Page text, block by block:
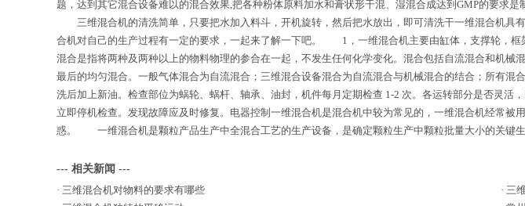
题，达到其它混合设备难以的混合效果,把各种粉体原料加水和膏状形干混、湿混合成达到GMP的要求
三维混合机的清洗简单，只要把水加入料斗，开机旋转，然后把水放出，即可清洗干一维混合机具
合机对自己的生产过程有一定的要求，一起来了解一下吧。 1，一维混合机主要由缸体，支撑轮，
混合是指将两种及两种以上的物料物理的参合在一起，不发生任何化学变化。混合包括自流混合和机
最后的均匀混合。一般气体混合为自流混合；三维混合设备混合为自流混合与机械混合的结合；所有
洗后加上新油。检查部位为蜗轮、蜗杆、轴承、油封，机件每月定期检查 1-2 次。各运转部分是否灵
立即停机检查。发现故障应及时修复。电器控制一维混合机是混合机中较为常见的，一维混合机经常
惑。 一维混合机是颗粒产品生产中全混合工艺的生产设备，是确定颗粒生产中颗粒批量大小的关键
--- 相关新闻 ---
· 三维混合机对物料的要求有哪些 · 三